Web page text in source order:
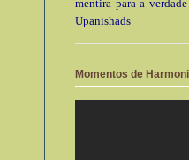
mentira para a
Upanishads
Momentos de